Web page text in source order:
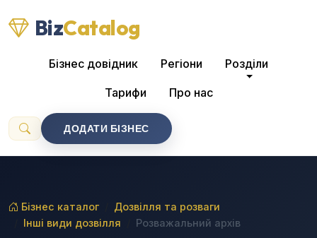
BizCatalog
Бізнес довідник Регіони Розділи
Тарифи Про нас
ДОДАТИ БІЗНЕС
Бізнес каталог
Дозвілля та розваги
Інші види дозвілля
Розважальний архів